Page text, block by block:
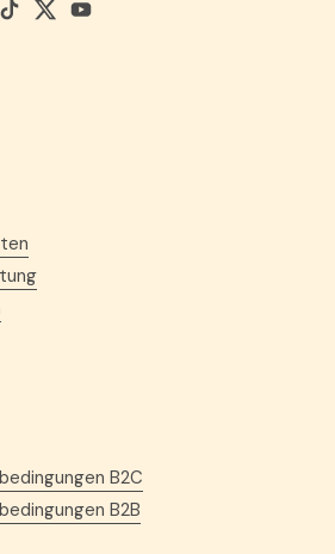
TikTokTwitterYouTube
B2C
B2B